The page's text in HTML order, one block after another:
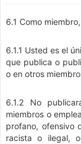
6.1 Como
6.1.1 Usted es el
que publica o
o en otros
6.1.2 No
miembros o
profano, ofensivo
racista o ilegal,